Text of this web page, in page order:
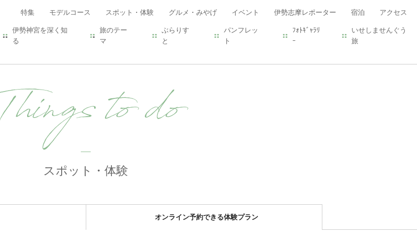
特集 モデルコース スポット・体験 グルメ・みやげ イベント 伊勢志摩レポーター 宿泊 アクセス
伊勢神宮を深く知
る
旅のテー
マ
ぶらりす
と
パンフレッ
ト
ﾌｫﾄｷﾞｬﾗﾘ
ｰ
いせしませんぐう
旅
to do
スポット・体験
オンライン予約できる体験プラン